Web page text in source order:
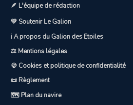
🪶 L'équipe de rédaction
💛 Soutenir Le Galion
ℹ️ A propos du Galion des Etoiles
⚖️ Mentions légales
🍪 Cookies et politique de confidentialité
📜 Règlement
🗺️ Plan du navire